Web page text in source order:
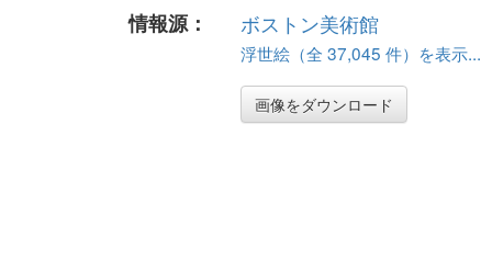
情報源：
ボストン美術館
浮世絵（全 37,045 件）を表示...
画像をダウンロード